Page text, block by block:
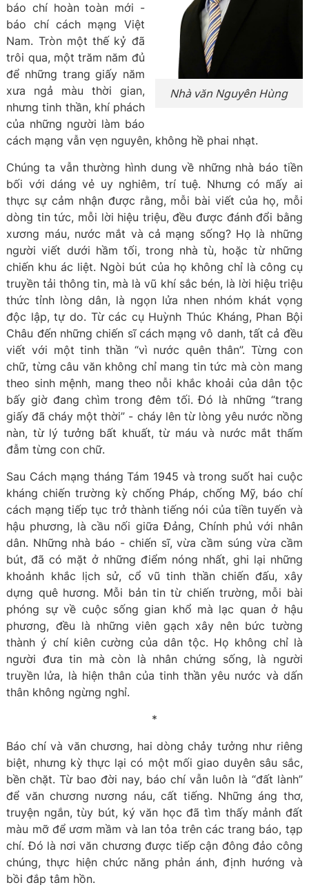
Nhà văn Nguyên Hùng
báo chí hoàn toàn mới -
báo chí cách mạng Việt
Nam. Tròn một thế kỷ đã
trôi qua, một trăm năm đủ
để những trang giấy năm
xưa ngả màu thời gian,
nhưng tinh thần, khí phách
của những người làm báo
cách mạng vẫn vẹn nguyên, không hề phai nhạt.
Chúng ta vẫn thường hình dung về những nhà báo tiền
bối với dáng vẻ uy nghiêm, trí tuệ. Nhưng có mấy ai
thực sự cảm nhận được rằng, mỗi bài viết của họ, mỗi
dòng tin tức, mỗi lời hiệu triệu, đều được đánh đổi bằng
xương máu, nước mắt và cả mạng sống? Họ là những
người viết dưới hầm tối, trong nhà tù, hoặc từ những
chiến khu ác liệt. Ngòi bút của họ không chỉ là công cụ
truyền tải thông tin, mà là vũ khí sắc bén, là lời hiệu triệu
thức tỉnh lòng dân, là ngọn lửa nhen nhóm khát vọng
độc lập, tự do. Từ các cụ Huỳnh Thúc Kháng, Phan Bội
Châu đến những chiến sĩ cách mạng vô danh, tất cả đều
viết với một tinh thần “vì nước quên thân”. Từng con
chữ, từng câu văn không chỉ mang tin tức mà còn mang
theo sinh mệnh, mang theo nỗi khắc khoải của dân tộc
bấy giờ đang chìm trong đêm tối. Đó là những “trang
giấy đã cháy một thời” - cháy lên từ lòng yêu nước nồng
nàn, từ lý tưởng bất khuất, từ máu và nước mắt thấm
đẫm từng con chữ.
Sau Cách mạng tháng Tám 1945 và trong suốt hai cuộc
kháng chiến trường kỳ chống Pháp, chống Mỹ, báo chí
cách mạng tiếp tục trở thành tiếng nói của tiền tuyến và
hậu phương, là cầu nối giữa Đảng, Chính phủ với nhân
dân. Những nhà báo - chiến sĩ, vừa cầm súng vừa cầm
bút, đã có mặt ở những điểm nóng nhất, ghi lại những
khoảnh khắc lịch sử, cổ vũ tinh thần chiến đấu, xây
dựng quê hương. Mỗi bản tin từ chiến trường, mỗi bài
phóng sự về cuộc sống gian khổ mà lạc quan ở hậu
phương, đều là những viên gạch xây nên bức tường
thành ý chí kiên cường của dân tộc. Họ không chỉ là
người đưa tin mà còn là nhân chứng sống, là người
truyền lửa, là hiện thân của tinh thần yêu nước và dấn
thân không ngừng nghỉ.
*
Báo chí và văn chương, hai dòng chảy tưởng như riêng
biệt, nhưng kỳ thực lại có một mối giao duyên sâu sắc,
bền chặt. Từ bao đời nay, báo chí vẫn luôn là “đất lành”
để văn chương nương náu, cất tiếng. Những áng thơ,
truyện ngắn, tùy bút, ký văn học đã tìm thấy mảnh đất
màu mỡ để ươm mầm và lan tỏa trên các trang báo, tạp
chí. Đó là nơi văn chương được tiếp cận đông đảo công
chúng, thực hiện chức năng phản ánh, định hướng và
bồi đắp tâm hồn.